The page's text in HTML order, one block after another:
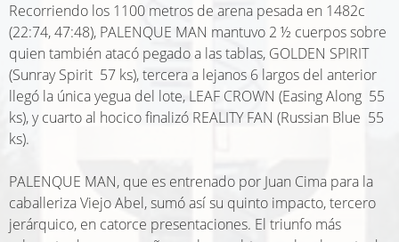
Recorriendo los 1100 metros de arena pesada en 1482c
(22:74, 47:48), PALENQUE MAN mantuvo 2 ½ cuerpos sobre
quien también atacó pegado a las tablas, GOLDEN SPIRIT
(Sunray Spirit  57 ks), tercera a lejanos 6 largos del anterior
llegó la única yegua del lote, LEAF CROWN (Easing Along  55
ks), y cuarto al hocico finalizó REALITY FAN (Russian Blue  55
ks).
PALENQUE MAN, que es entrenado por Juan Cima para la
caballeriza Viejo Abel, sumó así su quinto impacto, tercero
jerárquico, en catorce presentaciones. El triunfo más